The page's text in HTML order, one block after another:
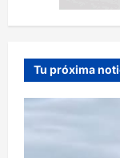
Tu próxima